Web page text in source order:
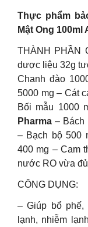
Thực phẩm
Mật Ong 100ml
THÀNH PHẦN
dược liệu 32g
Chanh đào
5000 mg – Cát
Bối mẫu 1000
Pharma – Bách
– Bạch bộ 500
400 mg – Cam
nước RO vừa đủ
CÔNG DỤNG:
– Giúp bổ phế,
lạnh, nhiễm